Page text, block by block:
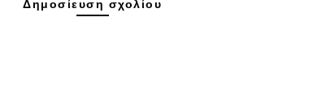
Δημοσίευση σχολίου